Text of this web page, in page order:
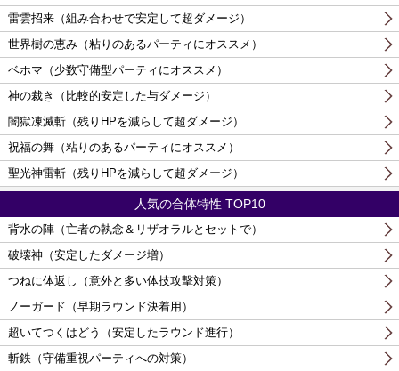
雷雲招来（組み合わせで安定して超ダメージ）
世界樹の恵み（粘りのあるパーティにオススメ）
ベホマ（少数守備型パーティにオススメ）
神の裁き（比較的安定した与ダメージ）
闇獄凍滅斬（残りHPを減らして超ダメージ）
祝福の舞（粘りのあるパーティにオススメ）
聖光神雷斬（残りHPを減らして超ダメージ）
人気の合体特性 TOP10
背水の陣（亡者の執念＆リザオラルとセットで）
破壊神（安定したダメージ増）
つねに体返し（意外と多い体技攻撃対策）
ノーガード（早期ラウンド決着用）
超いてつくはどう（安定したラウンド進行）
斬鉄（守備重視パーティへの対策）